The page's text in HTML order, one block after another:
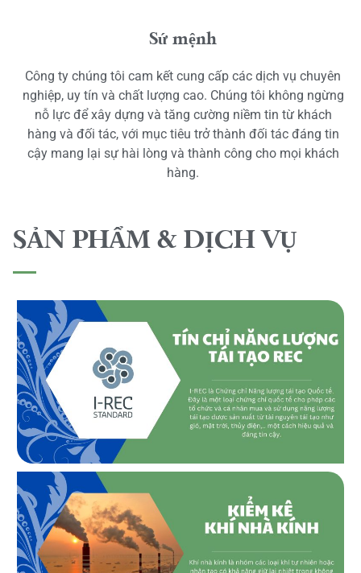
Sứ mệnh
Công ty chúng tôi cam kết cung cấp các dịch vụ chuyên
nghiệp, uy tín và chất lượng cao. Chúng tôi không ngừng
nỗ lực để xây dựng và tăng cường niềm tin từ khách
hàng và đối tác, với mục tiêu trở thành đối tác đáng tin
cậy mang lại sự hài lòng và thành công cho mọi khách
hàng.
SẢN PHẨM & DỊCH VỤ